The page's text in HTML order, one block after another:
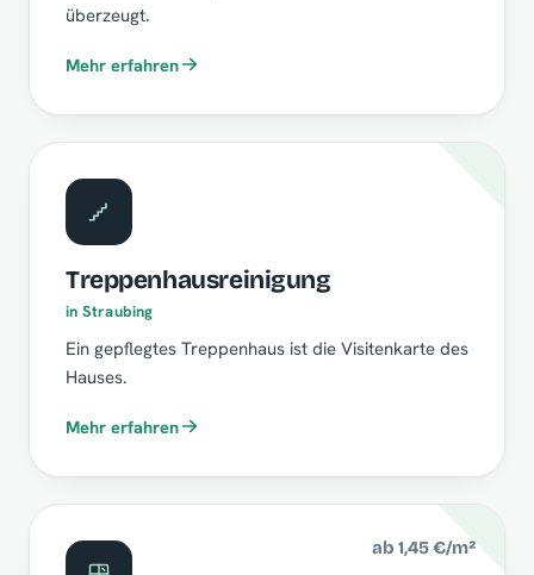
überzeugt.
Mehr erfahren
Treppenhausreinigung
in Straubing
Ein gepflegtes Treppenhaus ist die Visitenkarte des
Hauses.
Mehr erfahren
ab 1,45 €/m²